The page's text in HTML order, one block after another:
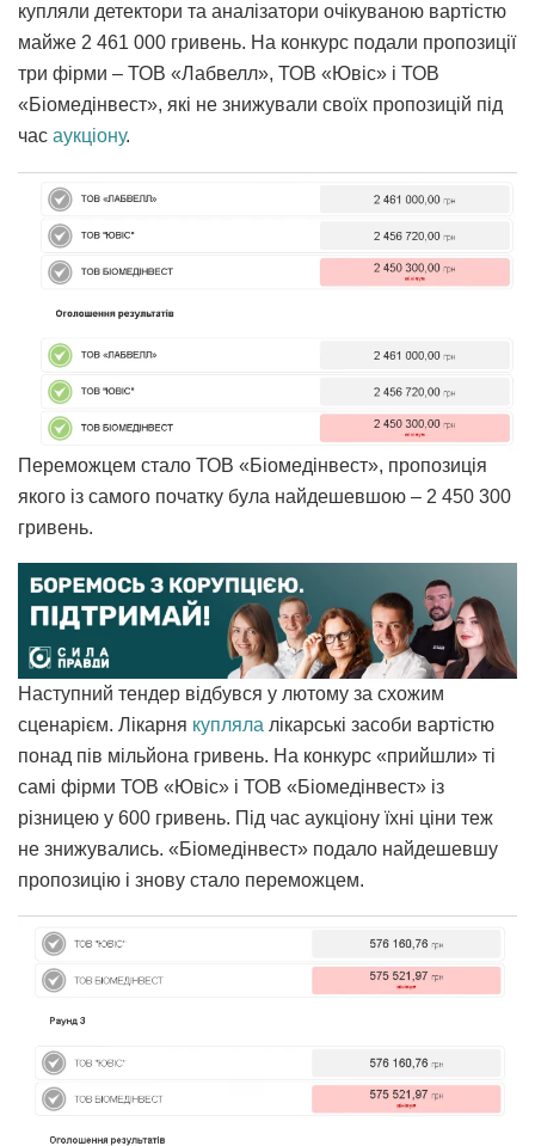
купляли детектори та аналізатори очікуваною вартістю
майже 2 461 000 гривень. На конкурс подали пропозиції
три фірми – ТОВ «Лабвелл», ТОВ «Ювіс» і ТОВ
«Біомедінвест», які не знижували своїх пропозицій під
час аукціону.
Переможцем стало ТОВ «Біомедінвест», пропозиція
якого із самого початку була найдешевшою – 2 450 300
гривень.
Наступний тендер відбувся у лютому за схожим
сценарієм. Лікарня купляла лікарські засоби вартістю
понад пів мільйона гривень. На конкурс «прийшли» ті
самі фірми ТОВ «Ювіс» і ТОВ «Біомедінвест» із
різницею у 600 гривень. Під час аукціону їхні ціни теж
не знижувались. «Біомедінвест» подало найдешевшу
пропозицію і знову стало переможцем.